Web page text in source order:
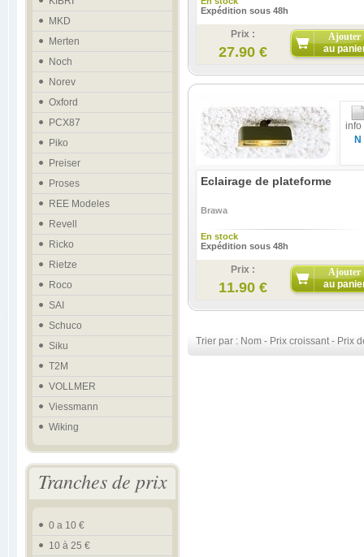
MKD
Merten
Noch
Norev
Oxford
PCX87
Piko
Preiser
Proses
REE Modeles
Revell
Ricko
Rietze
Roco
SAI
Schuco
Siku
T2M
VOLLMER
Viessmann
Wiking
Tranches de prix
0 a 10 €
10 à 25 €
Expédition sous 48h
Prix :
27.90 €
Ajouter
au
info
N
Eclairage de plateforme
Brawa
En stock
Expédition sous 48h
Prix :
11.90 €
Ajouter
au
Trier par : Nom - Prix croissant- Prix